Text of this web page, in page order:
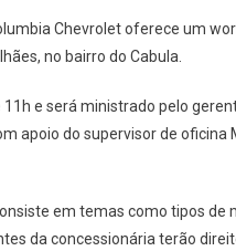
EM
Chevrolet oferece um
no bairro do Cabula.
e será ministrado pelo
apoio do supervisor de
em temas como tipos
da concessionária terão